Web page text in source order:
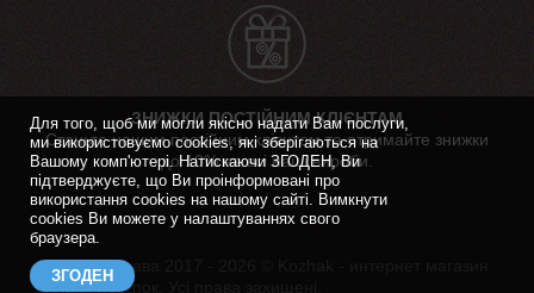
ЗНИЖКИ ПОСТІЙНИМ КЛІЄНТАМ
Станьте нашим постійним клієнтом та отримайте знижки
до 10% на всі наші вироби.
Авторські права 2017 - 2026 © Kozhak - интернет магазин
онлайн покупок. Усі права захищені.
Для того, щоб ми могли якісно надати Вам послуги,
ми використовуємо cookies, які зберігаються на
Вашому комп'ютері. Натискаючи ЗГОДЕН, Ви
підтверджуєте, що Ви проінформовані про
використання cookies на нашому сайті. Вимкнути
cookies Ви можете у налаштуваннях свого
браузера.
ЗГОДЕН